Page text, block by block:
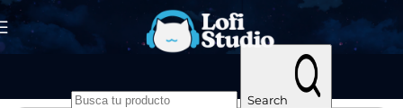
Skip to navigation Skip to main content
Search